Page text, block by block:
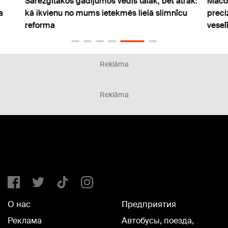
kā ikvienu no mums ietekmēs lielā slimnīcu
reforma
Reklāma
Reklāma
О нас
Реклама
Предприятия
Автобусы, поезда,